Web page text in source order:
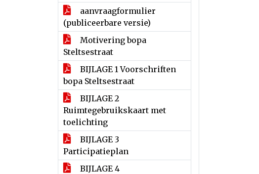
aanvraagformulier
(publiceerbare versie)
Motivering bopa
Steltsestraat
BIJLAGE 1 Voorschriften
bopa Steltsestraat
BIJLAGE 2
Ruimtegebruikskaart met
toelichting
BIJLAGE 3
Participatieplan
BIJLAGE 4